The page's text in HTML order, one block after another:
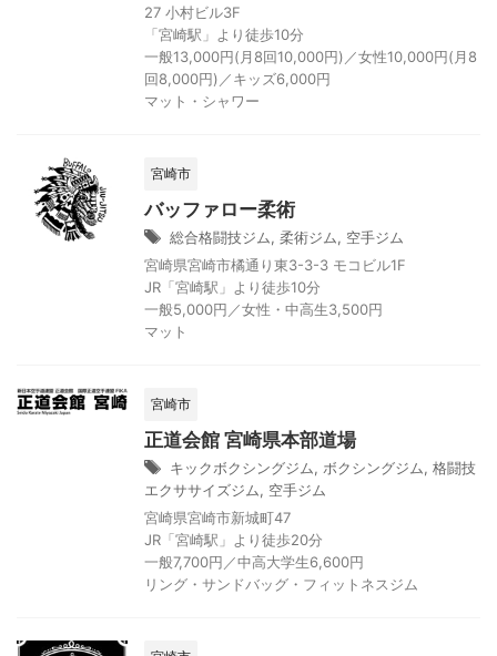
27 小村ビル3F
「宮崎駅」より徒歩10分
一般13,000円(月8回10,000円)／女性10,000円(月8
回8,000円)／キッズ6,000円
マット・シャワー
宮崎市
バッファロー柔術
総合格闘技ジム, 柔術ジム, 空手ジム
宮崎県宮崎市橘通り東3-3-3 モコビル1F
JR「宮崎駅」より徒歩10分
一般5,000円／女性・中高生3,500円
マット
宮崎市
正道会館 宮崎県本部道場
キックボクシングジム, ボクシングジム, 格闘技
エクササイズジム, 空手ジム
宮崎県宮崎市新城町47
JR「宮崎駅」より徒歩20分
一般7,700円／中高大学生6,600円
リング・サンドバッグ・フィットネスジム